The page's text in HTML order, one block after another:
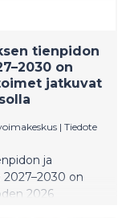
tienpidon
on
jatkuvat
| Tiedote
ja
on
2026